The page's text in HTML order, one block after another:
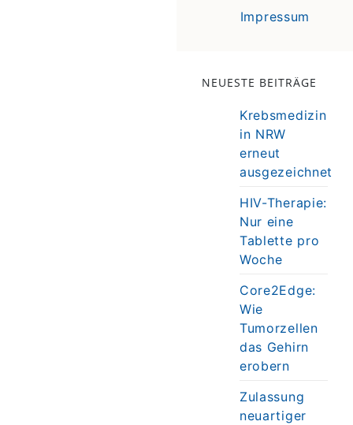
Impressum
NEUESTE BEITRÄGE
Krebsmedizin
in NRW
erneut
ausgezeichnet
HIV-Therapie:
Nur eine
Tablette pro
Woche
Core2Edge:
Wie
Tumorzellen
das Gehirn
erobern
Zulassung
neuartiger